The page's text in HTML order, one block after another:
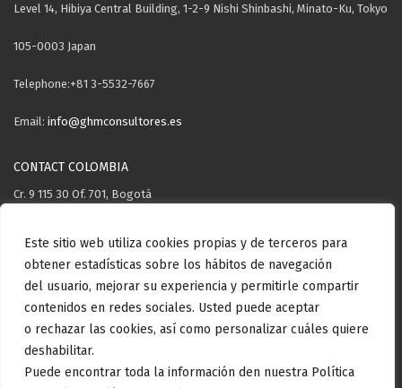
Este sitio web utiliza cookies propias y de terceros para
obtener estadísticas sobre los hábitos de navegación
del usuario, mejorar su experiencia y permitirle compartir
contenidos en redes sociales. Usted puede aceptar
o rechazar las cookies, así como personalizar cuáles quiere
deshabilitar.
Puede encontrar toda la información den nuestra Política
Level 14, Hibiya Central Building, 1-2-9 Nishi Shinbashi, Minato-Ku, Tokyo
105-0003 Japan
Telephone:+81 3-5532-7667
Email: info@ghmconsultores.es
CONTACT COLOMBIA
Cr. 9 115 30 Of. 701, Bogotá
Email:info@ghmconsultores.es
Copyright GHM Consultores © . All rights reserved.
de privacidad Politica de cookies Politica de calidad